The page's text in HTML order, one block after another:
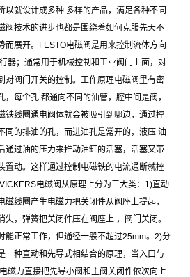
以就设计成多种 多样的产品，满足各种不同
阀技术的进步也都是围绕着如何克服先天不
而展开。FESTO电磁阀是用来控制流体方向
器；通常用于机械控制和工业阀门上面，对
对阀门开关的控制。工作原理电磁阀里有密
，每个孔 都通向不同的油管，腔中间是阀，
铁线圈通电阀体就会被吸引到哪边，通过控
同的排油的孔，而进油孔是常开的，液压 油
通过油的压力来推动油缸的活塞，活塞又带
置动。这样通过控制电磁铁的电流通断就控
电磁阀从原理上分为三大类：1)直动
线圈产生电磁力把关闭件从阀座上提起，
失，弹簧把关闭件压在阀座上 ，阀门关闭。
能正常工作，但通径一般不超过25mm。2)分
一种直动和先导式相结合的原理，当入口与
磁力直接把先导小阀和主阀关闭件依次向上